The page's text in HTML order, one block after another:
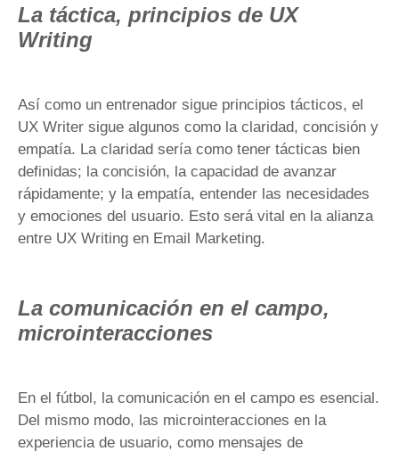
La táctica, principios de UX
Writing
Así como un entrenador sigue principios tácticos, el
UX Writer sigue algunos como la claridad, concisión y
empatía. La claridad sería como tener tácticas bien
definidas; la concisión, la capacidad de avanzar
rápidamente; y la empatía, entender las necesidades
y emociones del usuario. Esto será vital en la alianza
entre UX Writing en Email Marketing.
La comunicación en el campo,
microinteracciones
En el fútbol, la comunicación en el campo es esencial.
Del mismo modo, las microinteracciones en la
experiencia de usuario, como mensajes de